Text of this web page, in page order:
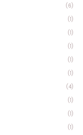
(6)
(1)
(1)
(1)
(1)
(1)
(4)
(1)
(1)
(1)